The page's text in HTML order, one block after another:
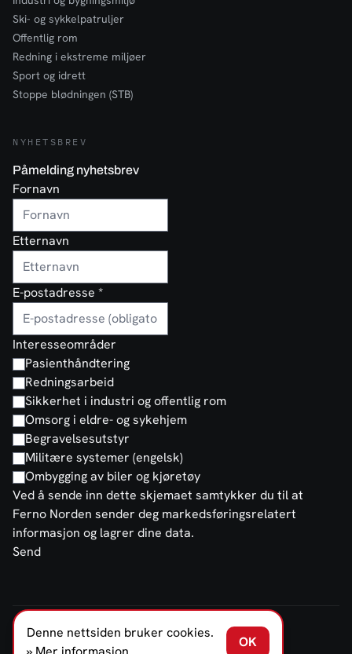
Ski- og sykkelpatruljer
Offentlig rom
Redning i ekstreme miljøer
Sport og idrett
Stoppe blødningen (STB)
NYHETSBREV
Påmelding nyhetsbrev
Fornavn
Etternavn
E-postadresse *
Interesseområder
Pasienthåndtering
Redningsarbeid
Sikkerhet i industri og offentlig rom
Omsorg i eldre- og sykehjem
Begravelsesutstyr
Militære systemer (engelsk)
Ombygging av biler og kjøretøy
Ved å sende inn dette skjemaet samtykker du til at
Ferno Norden sender deg markedsføringsrelatert
informasjon og lagrer dine data.
Send
FERNO NORDEN NORGE AS © 2026
Salgs- og leveringsbetingelser Personvernerklæring
Denne nettsiden bruker cookies.
OK